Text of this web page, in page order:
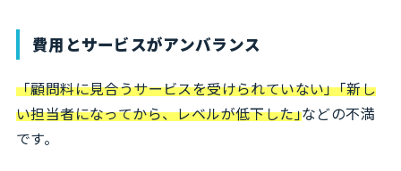
費用とサービスがアンバランス
「顧問料に見合うサービスを受けられていない」｢新し
い担当者になってから、レベルが低下した｣などの不満
です。